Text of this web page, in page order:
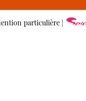
particulière |